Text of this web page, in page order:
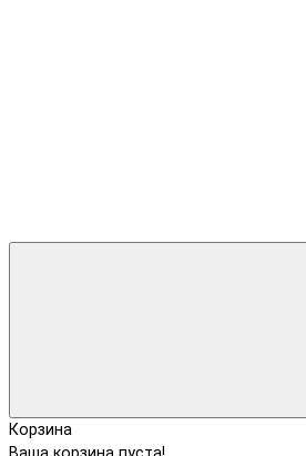
Корзина